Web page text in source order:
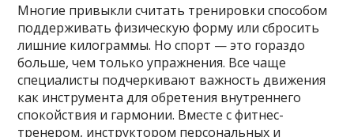
Многие привыкли считать тренировки способом
поддерживать физическую форму или сбросить
лишние килограммы. Но спорт — это гораздо
больше, чем только упражнения. Все чаще
специалисты подчеркивают важность движения
как инструмента для обретения внутреннего
спокойствия и гармонии. Вместе с фитнес-
тренером, инструктором персональных и